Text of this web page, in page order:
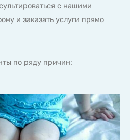
с нашими
и заказать услуги прямо
по ряду причин: